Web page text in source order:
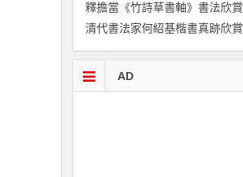
釋擔當《竹詩草書軸》書法欣賞
AD